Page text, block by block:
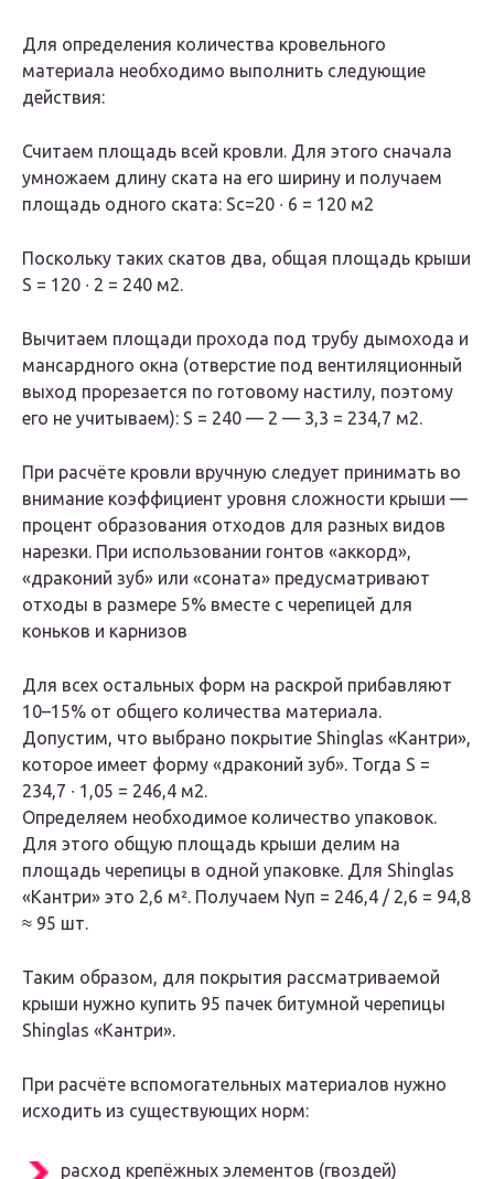
Для определения количества кровельного
материала необходимо выполнить следующие
действия:
Считаем площадь всей кровли. Для этого сначала
умножаем длину ската на его ширину и получаем
площадь одного ската: Sc=20 ∙ 6 = 120 м2
Поскольку таких скатов два, общая площадь крыши
S = 120 ∙ 2 = 240 м2.
Вычитаем площади прохода под трубу дымохода и
мансардного окна (отверстие под вентиляционный
выход прорезается по готовому настилу, поэтому
его не учитываем): S = 240 — 2 — 3,3 = 234,7 м2.
При расчёте кровли вручную следует принимать во
внимание коэффициент уровня сложности крыши —
процент образования отходов для разных видов
нарезки. При использовании гонтов «аккорд»,
«драконий зуб» или «соната» предусматривают
отходы в размере 5% вместе с черепицей для
коньков и карнизов
Для всех остальных форм на раскрой прибавляют
10–15% от общего количества материала.
Допустим, что выбрано покрытие Shinglas «Кантри»,
которое имеет форму «драконий зуб». Тогда S =
234,7 ∙ 1,05 = 246,4 м2.
Определяем необходимое количество упаковок.
Для этого общую площадь крыши делим на
площадь черепицы в одной упаковке. Для Shinglas
«Кантри» это 2,6 м². Получаем Nуп = 246,4 / 2,6 = 94,8
≈ 95 шт.
Таким образом, для покрытия рассматриваемой
крыши нужно купить 95 пачек битумной черепицы
Shinglas «Кантри».
При расчёте вспомогательных материалов нужно
исходить из существующих норм:
расход крепёжных элементов (гвоздей)